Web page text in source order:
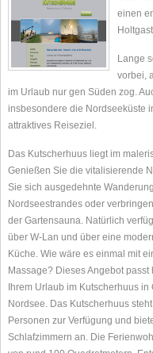
einen
Holtgast
Lange
vorbei,
im Urlaub nur gen Süden zog.
insbesondere die Nordseeküste
attraktives Reiseziel.
Das Kutscherhuus liegt im
Genießen Sie die vitalisierende
Sie sich ausgedehnte
Nordseestrandes oder
der Gartensauna. Natürlich
über W-Lan und über eine
Küche. Wie wäre es einmal mit
Massage? Dieses Angebot passt
Ihrem Urlaub im Kutscherhuus
Nordsee. Das Kutscherhuus
Personen zur Verfügung und
Schlafzimmern an. Die